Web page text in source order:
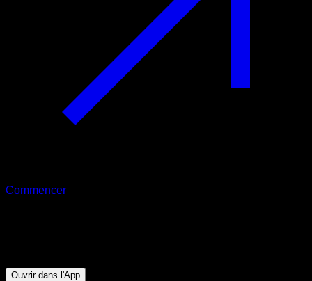
Commencer
Ouvrir dans l'App